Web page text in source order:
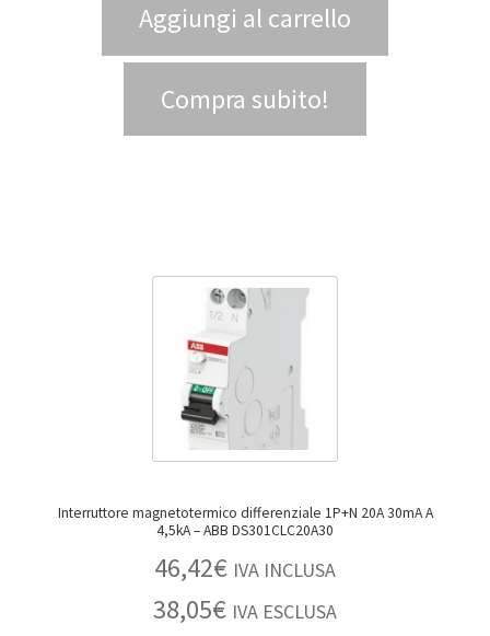
Aggiungi al carrello
Compra subito!
Interruttore magnetotermico differenziale 1P+N 20A 30mA A
4,5kA – ABB DS301CLC20A30
46,42€ IVA INCLUSA
38,05€ IVA ESCLUSA